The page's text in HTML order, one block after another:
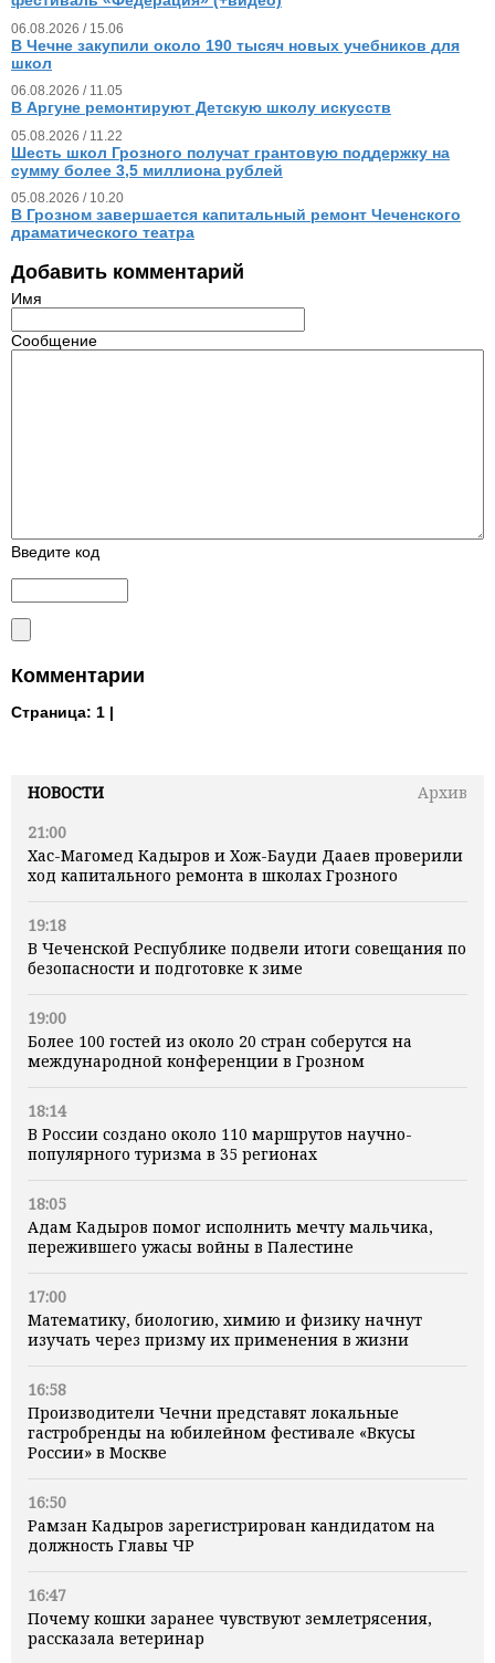
НОВОСТИ
Архив
21:00
Хас-Магомед Кадыров и Хож-Бауди Дааев проверили
ход капитального ремонта в школах Грозного
19:18
В Чеченской Республике подвели итоги совещания по
безопасности и подготовке к зиме
19:00
Более 100 гостей из около 20 стран соберутся на
международной конференции в Грозном
18:14
В России создано около 110 маршрутов научно-
популярного туризма в 35 регионах
18:05
Адам Кадыров помог исполнить мечту мальчика,
пережившего ужасы войны в Палестине
17:00
Математику, биологию, химию и физику начнут
изучать через призму их применения в жизни
16:58
Производители Чечни представят локальные
гастробренды на юбилейном фестивале «Вкусы
России» в Москве
16:50
Рамзан Кадыров зарегистрирован кандидатом на
должность Главы ЧР
16:47
Почему кошки заранее чувствуют землетрясения,
рассказала ветеринар
06.08.2026 / 15.06
В Чечне закупили около 190 тысяч новых учебников для
школ
06.08.2026 / 11.05
В Аргуне ремонтируют Детскую школу искусств
05.08.2026 / 11.22
Шесть школ Грозного получат грантовую поддержку на
сумму более 3,5 миллиона рублей
05.08.2026 / 10.20
В Грозном завершается капитальный ремонт Чеченского
драматического театра
Добавить комментарий
Имя
Сообщение
Введите код
Комментарии
Страница: 1 |